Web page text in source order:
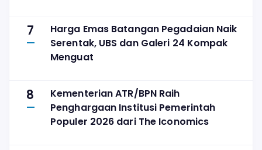
7
Harga Emas Batangan Pegadaian Naik
Serentak, UBS dan Galeri 24 Kompak
Menguat
8
Kementerian ATR/BPN Raih
Penghargaan Institusi Pemerintah
Populer 2026 dari The Iconomics